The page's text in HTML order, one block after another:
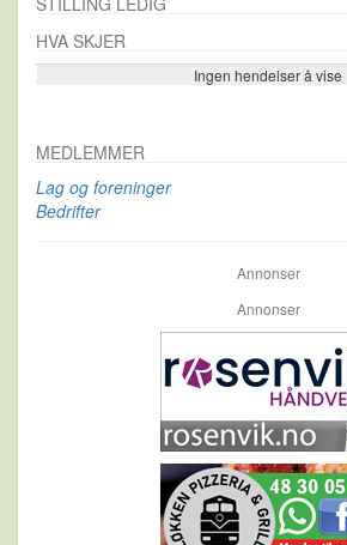
HVA SKJER
Ingen hendelser å vise
Se flere…
MEDLEMMER
Lag og foreninger
Bedrifter
Annonser
Annonser